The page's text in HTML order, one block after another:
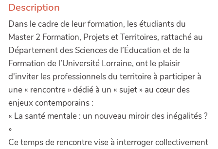
Description
Dans le cadre de leur formation, les étudiants du
Master 2 Formation, Projets et Territoires, rattaché au
Département des Sciences de l’Éducation et de la
Formation de l’Université Lorraine, ont le plaisir
d'inviter les professionnels du territoire à participer à
une « rencontre » dédié à un « sujet » au cœur des
enjeux contemporains :
« La santé mentale : un nouveau miroir des inégalités ?
»
Ce temps de rencontre vise à interroger collectivement